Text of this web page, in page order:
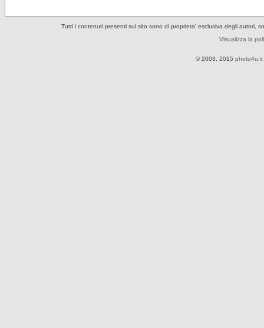
Tutti i contenuti presenti sul sito sono di proprieta' esclusiva degli autori,
Visualizza la
© 2003, 2015 photo4u.it